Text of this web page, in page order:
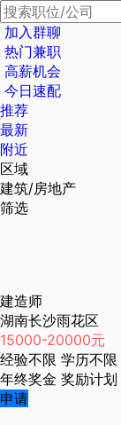
加入群聊
热门兼职
高薪机会
今日速配
推荐
最新
附近
区域
建筑/房地产
筛选
建造师
湖南长沙雨花区
15000-20000元
经验不限 学历不限
年终奖金 奖励计划
申请